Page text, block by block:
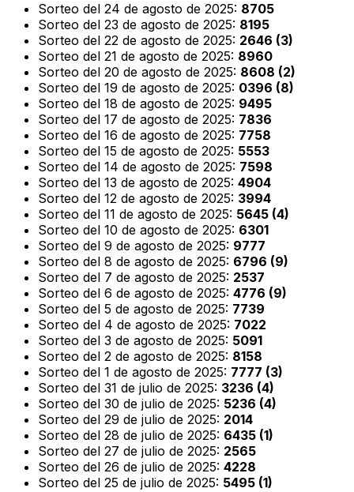
Sorteo del 24 de agosto de 2025: 8705
Sorteo del 23 de agosto de 2025: 8195
Sorteo del 22 de agosto de 2025: 2646 (3)
Sorteo del 21 de agosto de 2025: 8960
Sorteo del 20 de agosto de 2025: 8608 (2)
Sorteo del 19 de agosto de 2025: 0396 (8)
Sorteo del 18 de agosto de 2025: 9495
Sorteo del 17 de agosto de 2025: 7836
Sorteo del 16 de agosto de 2025: 7758
Sorteo del 15 de agosto de 2025: 5553
Sorteo del 14 de agosto de 2025: 7598
Sorteo del 13 de agosto de 2025: 4904
Sorteo del 12 de agosto de 2025: 3994
Sorteo del 11 de agosto de 2025: 5645 (4)
Sorteo del 10 de agosto de 2025: 6301
Sorteo del 9 de agosto de 2025: 9777
Sorteo del 8 de agosto de 2025: 6796 (9)
Sorteo del 7 de agosto de 2025: 2537
Sorteo del 6 de agosto de 2025: 4776 (9)
Sorteo del 5 de agosto de 2025: 7739
Sorteo del 4 de agosto de 2025: 7022
Sorteo del 3 de agosto de 2025: 5091
Sorteo del 2 de agosto de 2025: 8158
Sorteo del 1 de agosto de 2025: 7777 (3)
Sorteo del 31 de julio de 2025: 3236 (4)
Sorteo del 30 de julio de 2025: 5236 (4)
Sorteo del 29 de julio de 2025: 2014
Sorteo del 28 de julio de 2025: 6435 (1)
Sorteo del 27 de julio de 2025: 2565
Sorteo del 26 de julio de 2025: 4228
Sorteo del 25 de julio de 2025: 5495 (1)